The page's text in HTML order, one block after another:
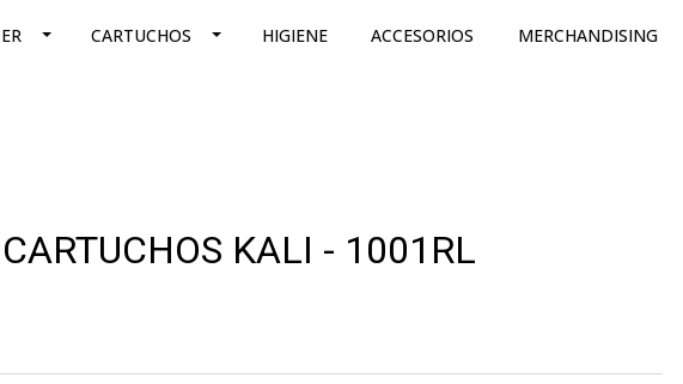
CARTUCHOS HIGIENE ACCESORIOS MERCHANDISING
KALI - 1001RL